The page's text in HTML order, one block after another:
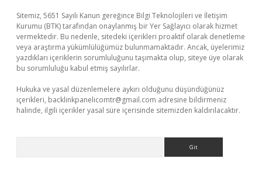
Sitemiz, 5651 Sayılı Kanun gereğince Bilgi Teknolojileri ve İletişim
Kurumu (BTK) tarafından onaylanmış bir Yer Sağlayıcı olarak hizmet
vermektedir. Bu nedenle, sitedeki içerikleri proaktif olarak denetleme
veya araştırma yükümlülüğümüz bulunmamaktadır. Ancak, üyelerimiz
yazdıkları içeriklerin sorumluluğunu taşımakta olup, siteye üye olarak
bu sorumluluğu kabul etmiş sayılırlar.
Hukuka ve yasal düzenlemelere aykırı olduğunu düşündüğünüz
içerikleri, backlinkpanelicomtr@gmail.com adresine bildirmeniz
halinde, ilgili içerikler yasal süre içerisinde sitemizden kaldırılacaktır.